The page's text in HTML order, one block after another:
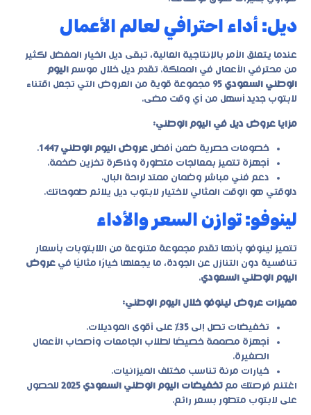
ديل: أداء احترافي لعالم الأعمال
عندما يتعلق الأمر بالإنتاجية العالية، تبقى ديل الخيار المفضل لكثير
من محترفي الأعمال في المملكة. تقدم ديل خلال موسم اليوم
الوطني السعودي 95
مجموعة قوية من العروض التي تجعل اقتناء
لابتوب جديد أسهل من أي وقت مضى.
مزايا عروض ديل في اليوم الوطني:
خصومات حصرية ضمن أفضل عروض اليوم الوطني 1447
.
أجهزة تتميز بمعالجات متطورة وذاكرة تخزين ضخمة.
دعم فني مباشر وضمان ممتد لراحة البال.
دلوقتي هو الوقت المثالي لاختيار لابتوب ديل يلائم طموحاتك.
لينوفو: توازن السعر والأداء
تتميز لينوفو بأنها تقدم مجموعة متنوعة من اللابتوبات بأسعار
تنافسية دون التنازل عن الجودة، ما يجعلها خيارًا مثاليًا في عروض
اليوم الوطني السعودي.
مميزات عروض لينوفو خلال اليوم الوطني:
تخفيضات تصل إلى 35%
على أقوى الموديلات.
أجهزة مصممة خصيصًا لطلاب الجامعات وأصحاب الأعمال
الصغيرة.
خيارات مرنة تناسب مختلف الميزانيات.
اغتنم فرصتك مع تخفيضات اليوم الوطني السعودي 2025
للحصول
على لابتوب متطور بسعر رائع.